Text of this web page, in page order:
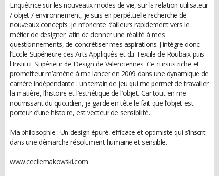
Enquêtrice sur les nouveaux modes de vie, sur la relation utilisateur
/ objet / environnement, je suis en perpétuelle recherche de
nouveaux concepts :je m’oriente d’ailleurs rapidement vers le
métier de designer, afin de donner une réalité à mes
questionnements, de concrétiser mes aspirations. J'intègre donc
l’Ecole Supérieure des Arts Appliqués et du Textile de Roubaix puis
l'Institut Supérieur de Design de Valenciennes. Ce cursus riche et
prometteur m’amène à me lancer en 2009 dans une dynamique de
carrière indépendante : un terrain de jeu qui me permet de travailler
la matière, l’histoire et l’esthétique de l’objet. Car tout en me
nourrissant du quotidien, je garde en tête le fait que l’objet est
porteur d’une histoire, est vecteur de sensibilité.
Ma philosophie : Un design épuré, efficace et optimiste qui s’inscrit
dans une démarche résolument humaine et sensible.
www.cecilemakowski.com